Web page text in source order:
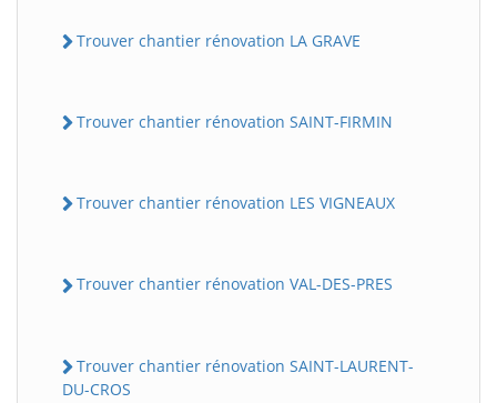
Trouver chantier rénovation LA GRAVE
Trouver chantier rénovation SAINT-FIRMIN
Trouver chantier rénovation LES VIGNEAUX
Trouver chantier rénovation VAL-DES-PRES
Trouver chantier rénovation SAINT-LAURENT-
DU-CROS